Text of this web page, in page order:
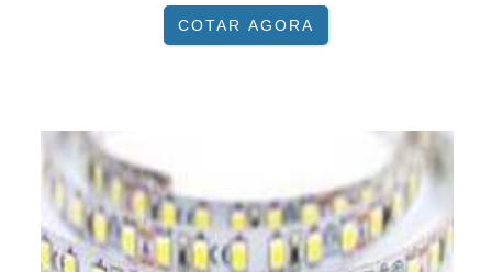
COTAR AGORA